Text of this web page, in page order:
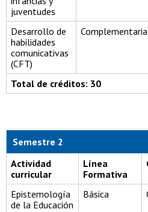
juventudes
Desarrollo de
habilidades
comunicativas
(CFT)
Complementaria
Total de créditos: 30
Semestre 2
Actividad
curricular
Línea
Formativa
Epistemología
de la Educación
Básica